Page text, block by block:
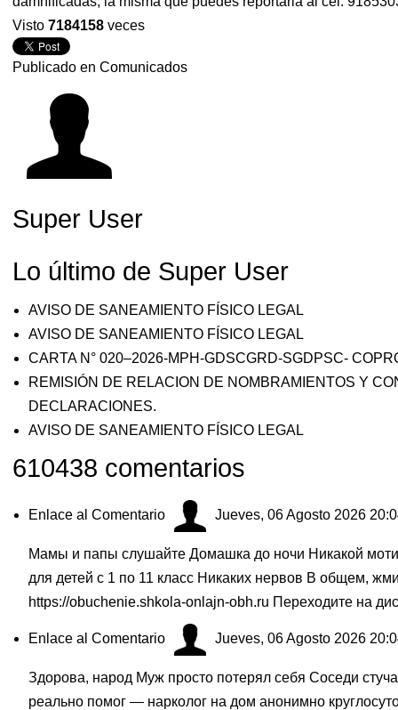
Visto 7184158 veces
Publicado en Comunicados
Super User
Lo último de Super User
AVISO DE SANEAMIENTO FÍSICO LEGAL
AVISO DE SANEAMIENTO FÍSICO LEGAL
CARTA N° 020–2026-MPH-GDSCGRD-SGDPSC-
REMISIÓN DE RELACION DE NOMBRAMIENTOS Y
DECLARACIONES.
AVISO DE SANEAMIENTO FÍSICO LEGAL
610438 comentarios
Enlace al Comentario Jueves, 06 Agosto 2026
Мамы и папы слушайте Домашка до ночи Никакой
для детей с 1 по 11 класс Никаких нервов В общем,
https://obuchenie.shkola-onlajn-obh.ru Переходите на
Enlace al Comentario Jueves, 06 Agosto 2026
Здорова, народ Муж просто потерял себя Соседи
реально помог — нарколог на дом анонимно